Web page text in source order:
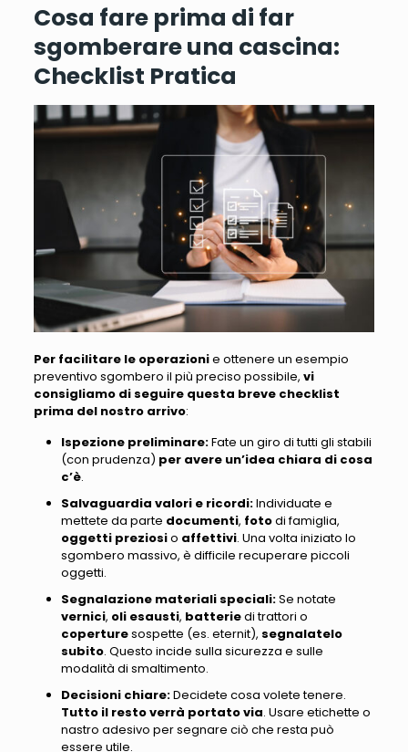
Cosa fare prima di far
sgomberare una cascina:
Checklist Pratica
Per facilitare le operazionie ottenere un esempio
preventivo sgombero il più preciso possibile, vi
consigliamo di seguire questa breve checklist
prima del nostro arrivo:
Ispezione preliminare:Fate un giro di tutti gli stabili
(con prudenza) per avere un’idea chiara di cosa
c’è.
Salvaguardia valori e ricordi:Individuate e
mettete da parte documenti, fotodi famiglia,
oggetti preziosio affettivi. Una volta iniziato lo
sgombero massivo, è difficile recuperare piccoli
oggetti.
Segnalazione materiali speciali:Se notate
vernici, oli esausti, batteriedi trattori o
coperturesospette (es. eternit), segnalatelo
subito. Questo incide sulla sicurezza e sulle
modalità di smaltimento.
Decisioni chiare:Decidete cosa volete tenere.
Tutto il resto verrà portato via. Usare etichette o
nastro adesivo per segnare ciò che resta può
essere utile.